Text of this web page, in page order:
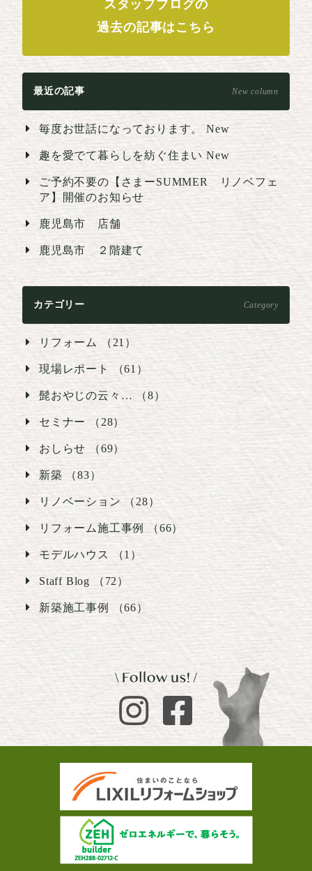
スタッフブログの
過去の記事はこちら
最近の記事 New column
毎度お世話になっております。New
趣を愛でて暮らしを紡ぐ住まいNew
ご予約不要の【さまーSUMMER リノベフェ
ア】開催のお知らせ
鹿児島市 店舗
鹿児島市 ２階建て
カテゴリー Category
リフォーム （21）
現場レポート （61）
髭おやじの云々… （8）
セミナー （28）
おしらせ （69）
新築 （83）
リノベーション （28）
リフォーム施工事例 （66）
モデルハウス （1）
Staff Blog （72）
新築施工事例 （66）